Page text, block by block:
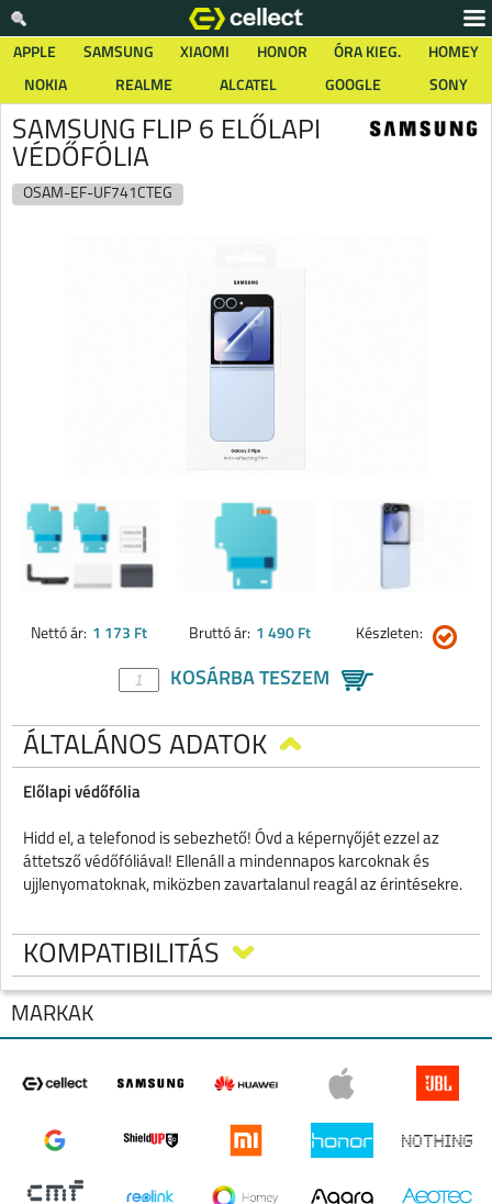
APPLE SAMSUNG XIAOMI HONOR ÓRA KIEG.
HOMEY
NOKIA
REALME ALCATEL GOOGLE SONY
SAMSUNG FLIP 6 ELŐLAPI
VÉDŐFÓLIA
OSAM-EF-UF741CTEG
Nettó ár: 1 173 Ft Bruttó ár: 1 490 Ft Készleten:
KOSÁRBA TESZEM
ÁLTALÁNOS ADATOK
Előlapi védőfólia
Hidd el, a telefonod is sebezhető! Óvd a képernyőjét ezzel az
áttetsző védőfóliával! Ellenáll a mindennapos karcoknak és
ujjlenyomatoknak, miközben zavartalanul reagál az érintésekre.
KOMPATIBILITÁS
SAMSUNG GALAXY Z
FLIP7 FE
SAMSUNG GALAXY Z
MÁRKÁK